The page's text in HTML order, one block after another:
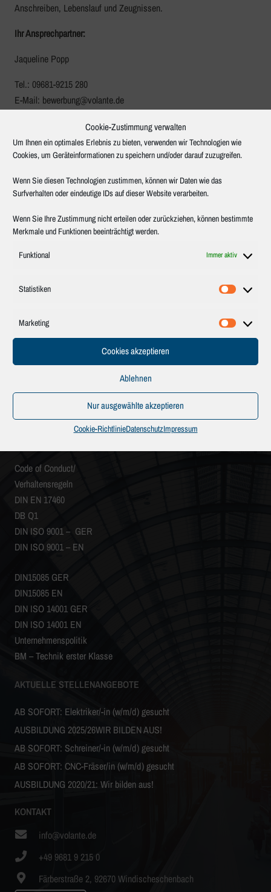
Cookie-Zustimmung verwalten
Um Ihnen ein optimales Erlebnis zu bieten, verwenden wir Technologien wie
Cookies, um Geräteinformationen zu speichern und/oder darauf zuzugreifen.
Wenn Sie diesen Technologien zustimmen, können wir Daten wie das
Surfverhalten oder eindeutige IDs auf dieser Website verarbeiten.
Wenn Sie Ihre Zustimmung nicht erteilen oder zurückziehen, können bestimmte
Merkmale und Funktionen beeinträchtigt werden.
Funktional Immer aktiv
Statistiken
Marketing
Marketing
Cookies akzeptieren
Ablehnen
Nur ausgewählte akzeptieren
Cookie-RichtlinieDatenschutzImpressum
Anschreiben, Lebenslauf und Zeugnissen.
Ihr Ansprechpartner:
Jaqueline Popp
Tel.: 09681-9215 280
E-Mail: bewerbung@volante.de
Volante GmbH & Co. KG
Färberstraße 2
92670 Windischeschenbach
KONTAKTIEREN SIE UNS
Views:17.110
Code of Conduct/
Verhaltensregeln
DIN EN 17460
DB Q1
DIN ISO 9001 – GER
DIN ISO 9001 – EN
DIN15085 GER
DIN15085 EN
DIN ISO 14001 GER
DIN ISO 14001 EN
Unternehmenspolitik
BM – Technik erster Klasse
AKTUELLE STELLENANGEBOTE
AB SOFORT: Elektriker/-in (w/m/d) gesucht
AUSBILDUNG 2025/26WIR BILDEN AUS!
AB SOFORT: Schreiner/-in (w/m/d) gesucht
AB SOFORT: CNC-Fräser/in (w/m/d) gesucht
AUSBILDUNG 2020/21: Wir bilden aus!
KONTAKT
info@volante.de
+49 9681 9 215 0
Färberstraße 2, 92670 Windischeschenbach